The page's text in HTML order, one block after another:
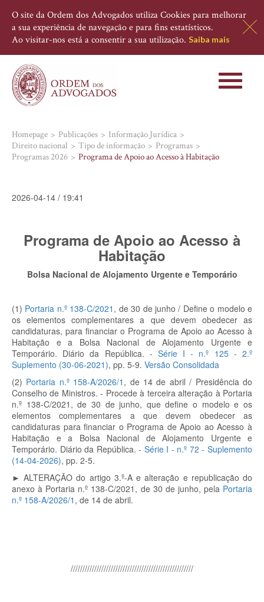
O site da Ordem dos Advogados utiliza Cookies para melhorar
a sua experiência de navegação e para fins estatísticos.
Ao visitar-nos está a consentir a sua utilização. Saiba mais
Toggle
Homepage Publicações
Informação Jurídica
Direito nacional
Tipo de informação
Programas
Programas 2026
Programa de Apoio ao Acesso à Habitação
2026-04-14 / 19:41
Programa de Apoio ao Acesso à
Habitação
Bolsa Nacional de Alojamento Urgente e Temporário
(1) Portaria n.º 138-C/2021 , de 30 de junho/ Define o modelo e
os elementos complementares a que devem obedecer as
candidaturas, para financiar o Programa de Apoio ao Acesso à
Habitação e a Bolsa Nacional de Alojamento Urgente e
Temporário. Diário da República. - Série I - n.º 125 - 2.º
Suplemento (30-06-2021), pp. 5-9. Versão Consolidada
(2) Portaria n.º 158-A/2026/1 , de 14 de abril / Presidência do
Conselho de Ministros. - Procede à terceira alteração à Portaria
n.º 138-C/2021, de 30 de junho, que define o modelo e os
elementos complementares a que devem obedecer as
candidaturas para financiar o Programa de Apoio ao Acesso à
Habitação e a Bolsa Nacional de Alojamento Urgente e
Temporário. Diário da República. - Série I - n.º 72 - Suplemento
(14-04-2026), pp. 2-5.
► ALTERAÇÃO do artigo 3.º-A e alteração e republicação do
anexo à Portaria n.º 138-C/2021, de 30 de junho, pela Portaria
n.º 158-A/2026/1 , de 14 de abril.
////////////////////////////////////////////////////